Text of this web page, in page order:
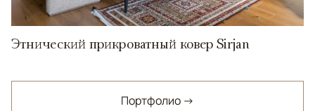
Этнический прикроватный ковер Sirjan
Портфолио →